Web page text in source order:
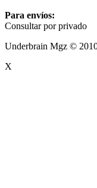
Para envíos:
Consultar por privado
Underbrain Mgz ©
X